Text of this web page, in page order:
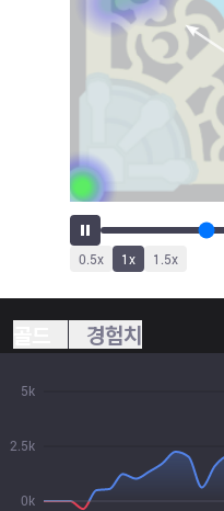
0.5x 1x 1.5x
경험치
0k
2.5k
5k